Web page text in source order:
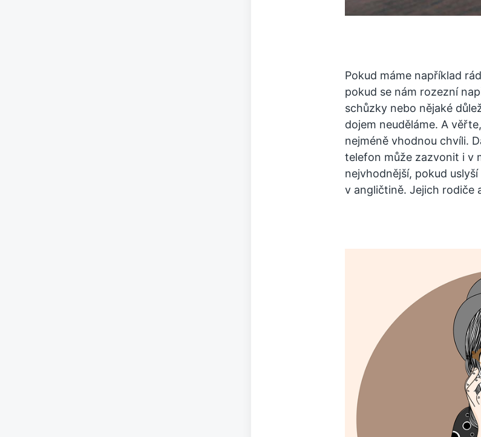
Pokud máme například
pokud se nám rozezní
schůzky nebo nějaké
dojem neuděláme. A
nejméně vhodnou chvíli.
telefon může zazvonit i v
nejvhodnější, pokud
v angličtině. Jejich rodiče